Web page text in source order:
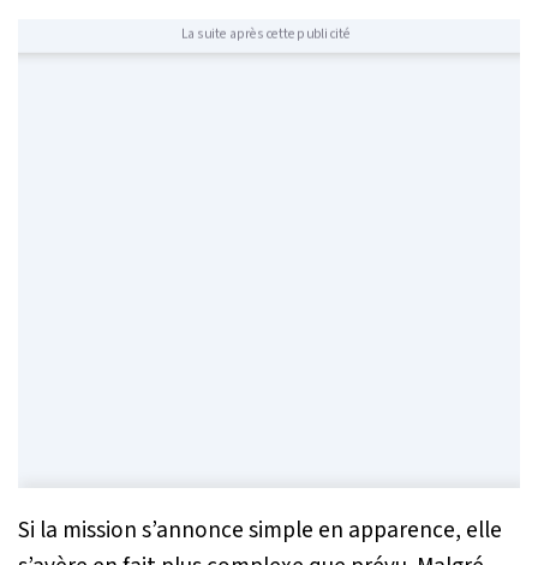
La suite après cette publicité
Si la mission s’annonce simple en apparence, elle